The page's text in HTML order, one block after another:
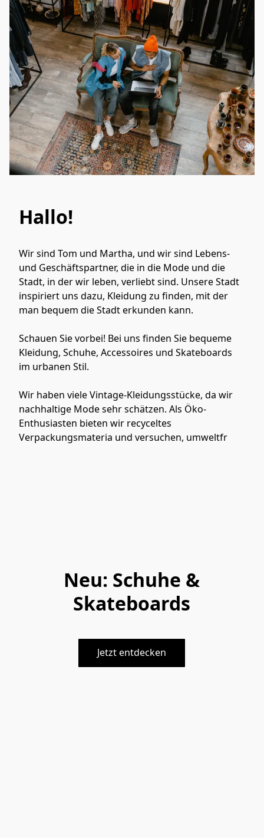
Hallo!
Wir sind Tom und Martha, und wir sind Lebens-
und Geschäftspartner, die in die Mode und die
Stadt, in der wir leben, verliebt sind. Unsere Stadt
inspiriert uns dazu, Kleidung zu finden, mit der
man bequem die Stadt erkunden kann.
Schauen Sie vorbei! Bei uns finden Sie bequeme
Kleidung, Schuhe, Accessoires und Skateboards
im urbanen Stil.
Wir haben viele Vintage-Kleidungsstücke, da wir
nachhaltige Mode sehr schätzen. Als Öko-
Enthusiasten bieten wir recyceltes
Verpackungsmateria und versuchen, umweltfr
Neu: Schuhe &
Skateboards
Jetzt entdecken